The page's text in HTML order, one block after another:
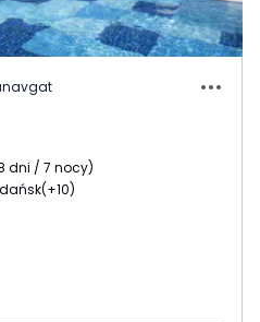
dni / 7 nocy)
(+10)